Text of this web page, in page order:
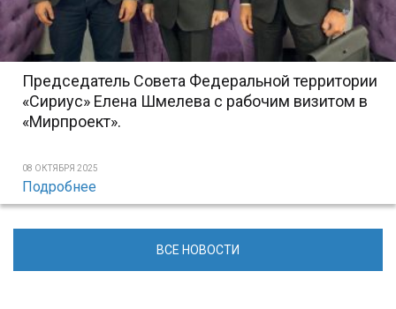
Председатель Совета Федеральной территории
«Сириус» Елена Шмелева с рабочим визитом в
«Мирпроект».
08 ОКТЯБРЯ 2025
Подробнее
ВСЕ НОВОСТИ